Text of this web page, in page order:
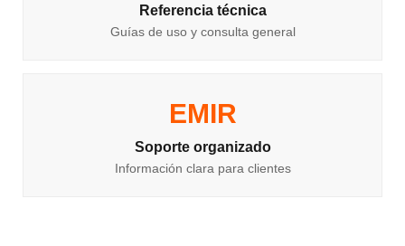
Referencia técnica
Guías de uso y consulta general
EMIR
Soporte organizado
Información clara para clientes